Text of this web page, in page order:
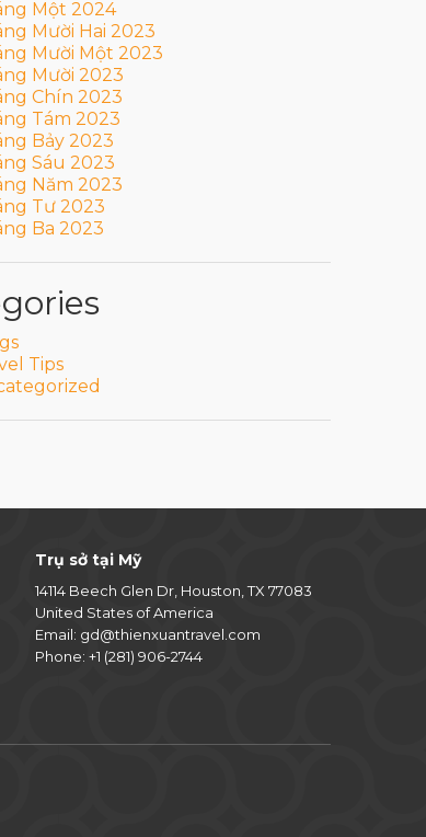
Một 2024
Mười Hai 2023
Mười Một 2023
Mười 2023
Chín 2023
Tám 2023
Bảy 2023
Sáu 2023
Năm 2023
Tư 2023
Ba 2023
Tips
Trụ sở tại Mỹ
14114 Beech Glen Dr, Houston, TX 77083
United States of America
Email: gd@thienxuantravel.com
Phone: +1 (281) 906-2744